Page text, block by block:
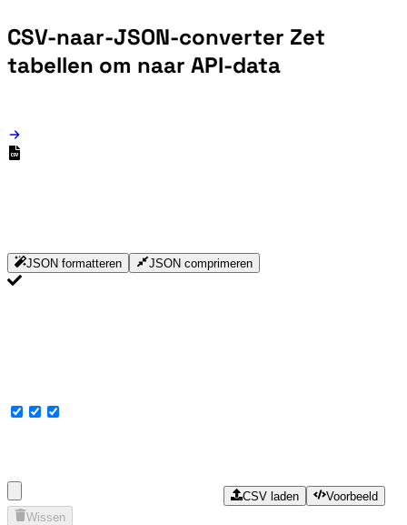
CSV-naar-JSON-converter Zet
tabellen om naar API-data
JSON formatteren JSON comprimeren
CSV laden
Voorbeeld
Wissen